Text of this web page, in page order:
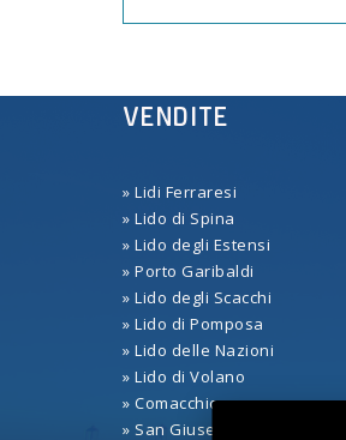
VENDITE
» Lidi Ferraresi
» Lido di Spina
» Lido degli Estensi
» Porto Garibaldi
» Lido degli Scacchi
» Lido di Pomposa
» Lido delle Nazioni
» Lido di Volano
» Comacchio
» San Giuseppe di Comacchio
VENDITE
» Lidi Ferraresi
» Lido di Spina
» Lido degli Estensi
» Porto Garibaldi
» Lido degli Scacchi
» Lido di Pomposa
» Lido delle Nazioni
» Lido di Volano
» Comacchio
» San Giuseppe di Comacchio